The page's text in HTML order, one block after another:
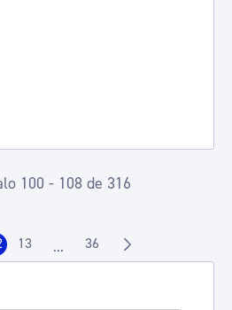
100 - 108 de 316
Use TAB para desplazarse.
Página
13 ...Páginas intermedias Use
Página
36